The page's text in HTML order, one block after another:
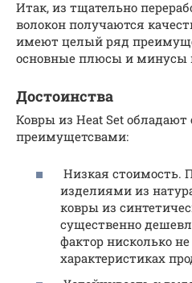
Итак, из тщательно
волокон получаются
имеют целый ряд
основные плюсы и минусы
Достоинства
Ковры из Heat Set
преимущетсвами:
Низкая стоимость.
изделиями из
ковры из
существенно
фактор нисколько
характеристиках